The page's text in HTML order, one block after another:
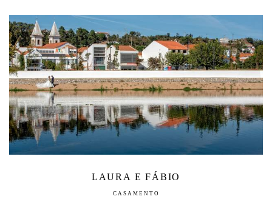
LAURA E FÁBIO
CASAMENTO